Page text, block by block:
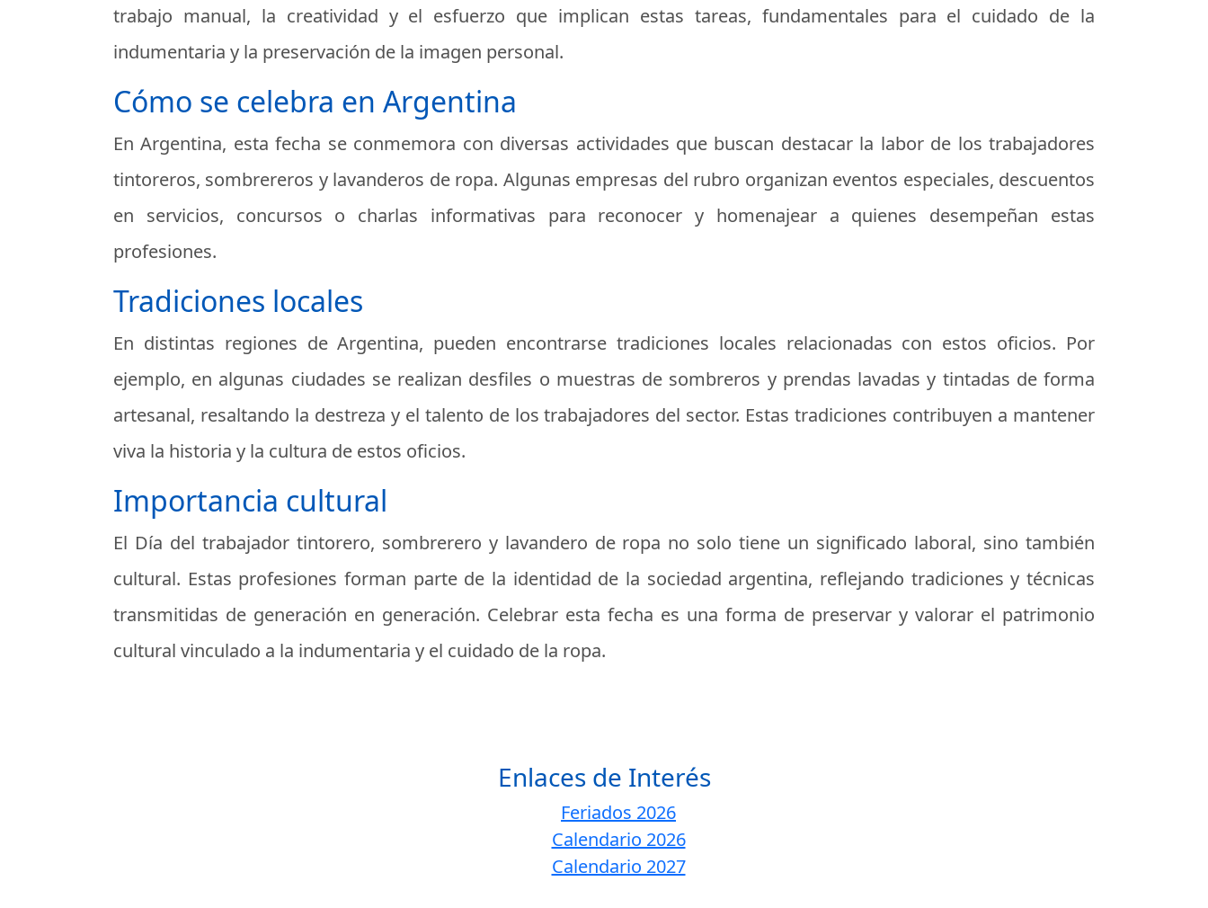
trabajo manual, la creatividad y el esfuerzo que implican estas tareas, fundamentales para el cuidado de la
indumentaria y la preservación de la imagen personal.
Cómo se celebra en Argentina
En Argentina, esta fecha se conmemora con diversas actividades que buscan destacar la labor de los trabajadores
tintoreros, sombrereros y lavanderos de ropa. Algunas empresas del rubro organizan eventos especiales, descuentos
en servicios, concursos o charlas informativas para reconocer y homenajear a quienes desempeñan estas
profesiones.
Tradiciones locales
En distintas regiones de Argentina, pueden encontrarse tradiciones locales relacionadas con estos oficios. Por
ejemplo, en algunas ciudades se realizan desfiles o muestras de sombreros y prendas lavadas y tintadas de forma
artesanal, resaltando la destreza y el talento de los trabajadores del sector. Estas tradiciones contribuyen a mantener
viva la historia y la cultura de estos oficios.
Importancia cultural
El Día del trabajador tintorero, sombrerero y lavandero de ropa no solo tiene un significado laboral, sino también
cultural. Estas profesiones forman parte de la identidad de la sociedad argentina, reflejando tradiciones y técnicas
transmitidas de generación en generación. Celebrar esta fecha es una forma de preservar y valorar el patrimonio
cultural vinculado a la indumentaria y el cuidado de la ropa.
Enlaces de Interés
Feriados 2026
Calendario 2026
Calendario 2027